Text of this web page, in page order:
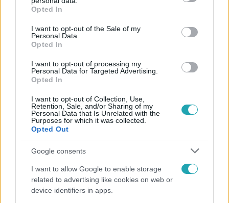
grant or deny consent to Google and its third-party tags to
use your data for below specified purposes in below Google
consent section.
Opted In
I want to opt-out of the Sale of my
Personal Data.
Opted In
I want to opt-out of processing my
Personal Data for Targeted Advertising.
Opted In
I want to opt-out of Collection, Use,
Retention, Sale, and/or Sharing of my
Personal Data that Is Unrelated with the
Purposes for which it was collected.
Opted Out
Google consents
I want to allow Google to enable storage
related to advertising like cookies on web or
device identifiers in apps.
KÜLFÖLD
Népszerű